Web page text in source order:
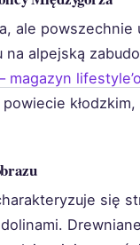
ale
alpejską
magazyn
się